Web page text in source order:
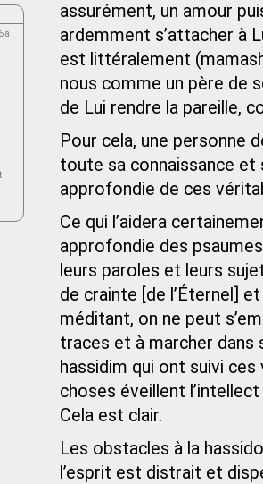
assurément, un amour
ardemment s’attacher à
est littéralement
nous comme un père de
de Lui rendre la pareille,
Pour cela, une personne
toute sa connaissance et
approfondie de ces
Ce qui l’aidera
approfondie des
leurs paroles et leurs
de crainte [de l’Éternel]
méditant, on ne peut
traces et à marcher dans
hassidim qui ont suivi
choses éveillent
Cela est clair.
Les obstacles à la
l’esprit est distrait et
à